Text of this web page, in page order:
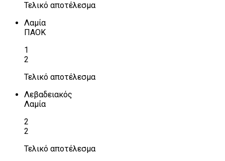
Τελικό αποτέλεσμα
Λαμία
ΠΑΟΚ
1
2
Τελικό αποτέλεσμα
Λεβαδειακός
Λαμία
2
2
Τελικό αποτέλεσμα